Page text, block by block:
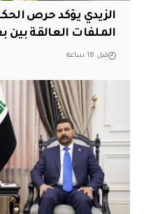
الزيدي يؤكد حرص
الملفات العالقة بين
قبل 18 ساعة